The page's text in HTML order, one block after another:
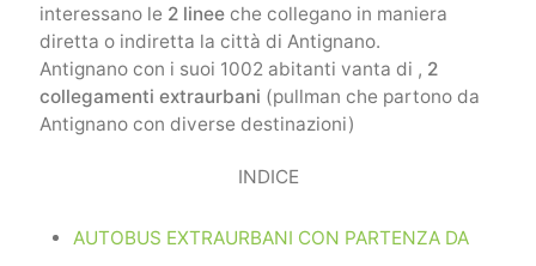
interessano le 2 lineeche collegano in maniera
diretta o indiretta la città di Antignano.
Antignano con i suoi 1002 abitanti vanta di , 2
collegamenti extraurbani (pullman che partono da
Antignano con diverse destinazioni)
INDICE
AUTOBUS EXTRAURBANI CON PARTENZA DA